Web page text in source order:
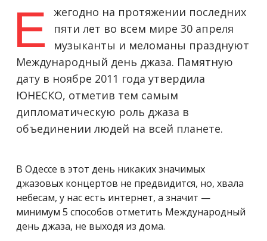
Е
жегодно на протяжении последних
пяти лет во всем мире 30 апреля
музыканты и меломаны празднуют
Международный день джаза. Памятную
дату в ноябре 2011 года утвердила
ЮНЕСКО, отметив тем самым
дипломатическую роль джаза в
объединении людей на всей планете.
В Одессе в этот день никаких значимых
джазовых концертов не предвидится, но, хвала
небесам, у нас есть интернет, а значит —
минимум 5 способов отметить Международный
день джаза, не выходя из дома.